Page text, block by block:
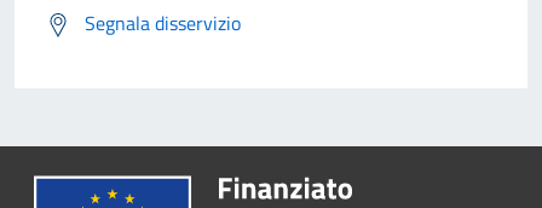
Segnala disservizio